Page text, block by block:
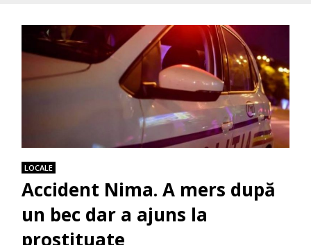
LOCALE
Accident Nima. A mers după
un bec dar a ajuns la
prostituate